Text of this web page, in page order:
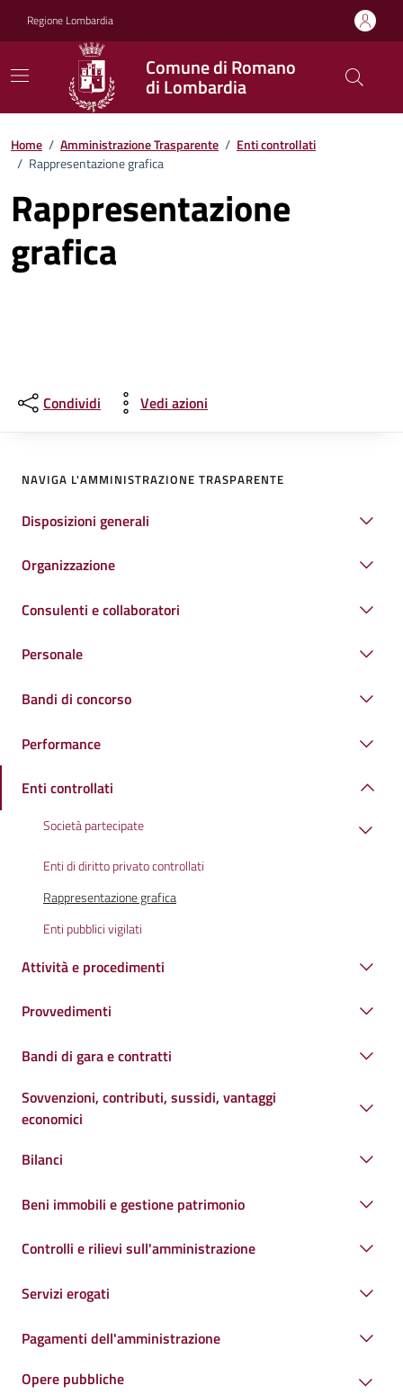
Regione Lombardia
Comune di Romano
di Lombardia
Home / Amministrazione Trasparente / Enti controllati
/ Rappresentazione grafica
Rappresentazione
grafica
Condividi Vedi azioni
NAVIGA L'AMMINISTRAZIONE TRASPARENTE
Disposizioni generali
Organizzazione
Consulenti e collaboratori
Personale
Bandi di concorso
Performance
Enti controllati
Società partecipate
Enti di diritto privato controllati
Rappresentazione grafica
Enti pubblici vigilati
Attività e procedimenti
Provvedimenti
Bandi di gara e contratti
Sovvenzioni, contributi, sussidi, vantaggi
economici
Bilanci
Beni immobili e gestione patrimonio
Controlli e rilievi sull'amministrazione
Servizi erogati
Pagamenti dell'amministrazione
Opere pubbliche